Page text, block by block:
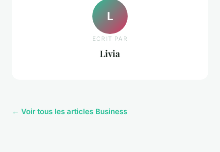
L
ECRIT PAR
Livia
← Voir tous les articles Business